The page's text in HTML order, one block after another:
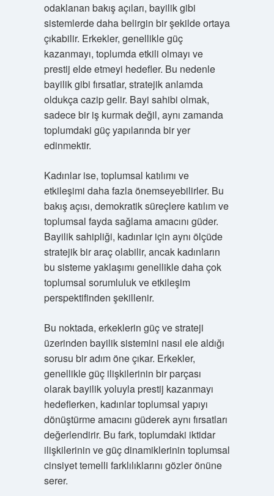
odaklanan bakış açıları, bayilik gibi
sistemlerde daha belirgin bir şekilde ortaya
çıkabilir. Erkekler, genellikle güç
kazanmayı, toplumda etkili olmayı ve
prestij elde etmeyi hedefler. Bu nedenle
bayilik gibi fırsatlar, stratejik anlamda
oldukça cazip gelir. Bayi sahibi olmak,
sadece bir iş kurmak değil, aynı zamanda
toplumdaki güç yapılarında bir yer
edinmektir.
Kadınlar ise, toplumsal katılımı ve
etkileşimi daha fazla önemseyebilirler. Bu
bakış açısı, demokratik süreçlere katılım ve
toplumsal fayda sağlama amacını güder.
Bayilik sahipliği, kadınlar için aynı ölçüde
stratejik bir araç olabilir, ancak kadınların
bu sisteme yaklaşımı genellikle daha çok
toplumsal sorumluluk ve etkileşim
perspektifinden şekillenir.
Bu noktada, erkeklerin güç ve strateji
üzerinden bayilik sistemini nasıl ele aldığı
sorusu bir adım öne çıkar. Erkekler,
genellikle güç ilişkilerinin bir parçası
olarak bayilik yoluyla prestij kazanmayı
hedeflerken, kadınlar toplumsal yapıyı
dönüştürme amacını güderek aynı fırsatları
değerlendirir. Bu fark, toplumdaki iktidar
ilişkilerinin ve güç dinamiklerinin toplumsal
cinsiyet temelli farklılıklarını gözler önüne
serer.